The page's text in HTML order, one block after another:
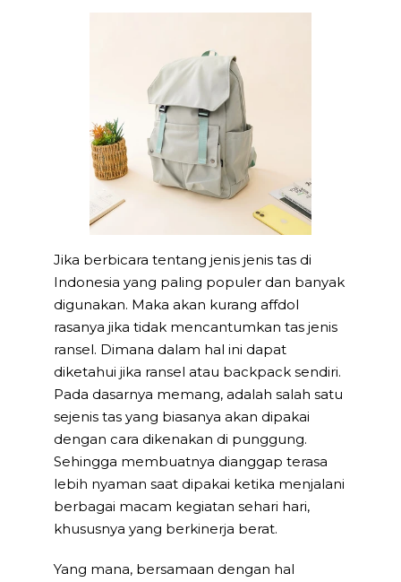
Jika berbicara tentang jenis jenis tas di
Indonesia yang paling populer dan banyak
digunakan. Maka akan kurang affdol
rasanya jika tidak mencantumkan tas jenis
ransel. Dimana dalam hal ini dapat
diketahui jika ransel atau backpack sendiri.
Pada dasarnya memang, adalah salah satu
sejenis tas yang biasanya akan dipakai
dengan cara dikenakan di punggung.
Sehingga membuatnya dianggap terasa
lebih nyaman saat dipakai ketika menjalani
berbagai macam kegiatan sehari hari,
khususnya yang berkinerja berat.
Yang mana, bersamaan dengan hal